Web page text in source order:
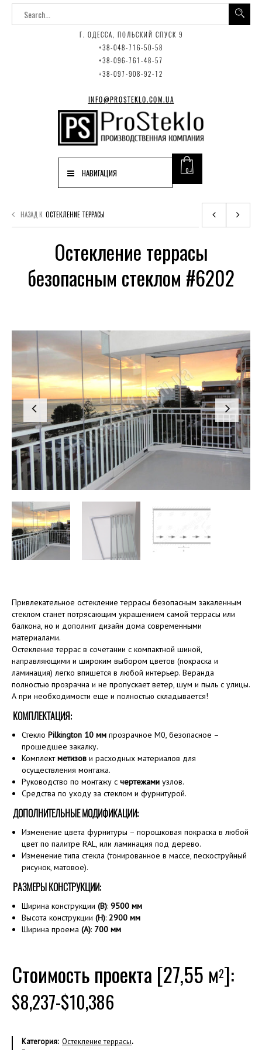
Г. ОДЕССА, ПОЛЬСКИЙ СПУСК 9
+38-048-716-50-58
+38-096-761-48-57
+38-097-908-92-12
INFO@PROSTEKLO.COM.UA
0
НАВИГАЦИЯ
НАЗАД К ОСТЕКЛЕНИЕ ТЕРРАСЫ
Остекление террасы
безопасным стеклом #6202
Привлекательное остекление террасы безопасным закаленным
стеклом станет потрясающим украшением самой террасы или
балкона, но и дополнит дизайн дома современными
материалами.
Остекление террас в сочетании с компактной шиной,
направляющими и широким выбором цветов (покраска и
ламинация) легко впишется в любой интерьер. Веранда
полностью прозрачна и не пропускает ветер, шум и пыль с улицы.
А при необходимости еще и полностью складывается!
КОМПЛЕКТАЦИЯ:
Стекло Pilkington 10 мм прозрачное M0, безопасное –
прошедшее закалку.
Комплектметизов и расходных материалов для
осуществления монтажа.
Руководство по монтажу с чертежами узлов.
Средства по уходу за стеклом и фурнитурой.
ДОПОЛНИТЕЛЬНЫЕ МОДИФИКАЦИИ:
Изменение цвета фурнитуры – порошковая покраска в любой
цвет по палитре RAL, или ламинация под дерево.
Изменение типа стекла (тонированное в массе, пескоструйный
рисунок, матовое).
РАЗМЕРЫ КОНСТРУКЦИИ:
Ширина конструкции (B): 9500 мм
Высота конструкции (H): 2900 мм
Ширина проема (А): 700 мм
Стоимость проекта [27,55 м2]:
$8,237-$10,386
Категория: Остекление террасы.